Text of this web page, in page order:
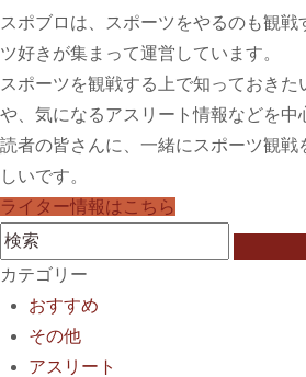
スポブロは、スポーツをやるのも観戦
ツ好きが集まって運営しています。
スポーツを観戦する上で知っておき
や、気になるアスリート情報などを中
読者の皆さんに、一緒にスポーツ観戦
しいです。
ライター情報はこちら
カテゴリー
おすすめ
その他
アスリート